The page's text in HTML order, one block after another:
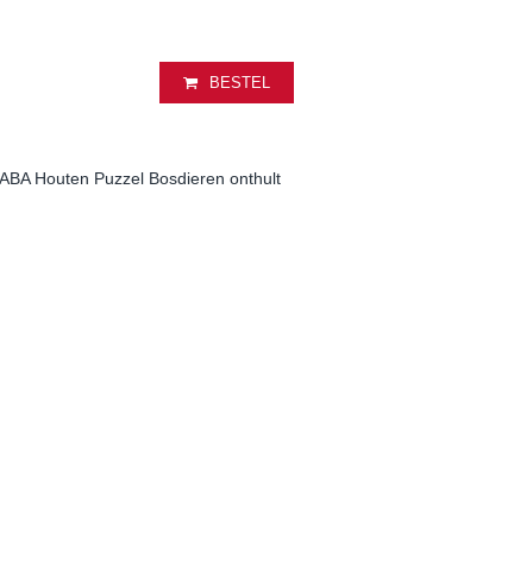
BESTEL
Houten Puzzel Bosdieren onthult